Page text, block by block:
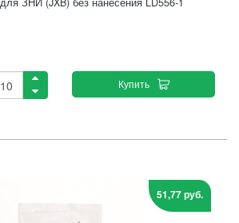
Купить
51,77 руб.